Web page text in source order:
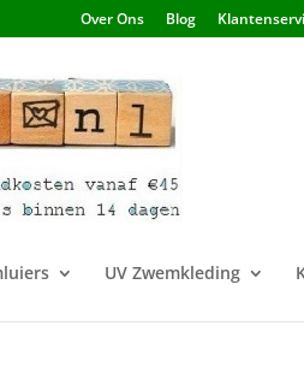
Over Ons Blog
UV Zwemkleding